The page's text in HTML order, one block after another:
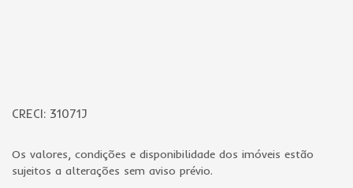
CRECI: 31071J
Os valores, condições e disponibilidade dos imóveis estão
sujeitos a alterações sem aviso prévio.